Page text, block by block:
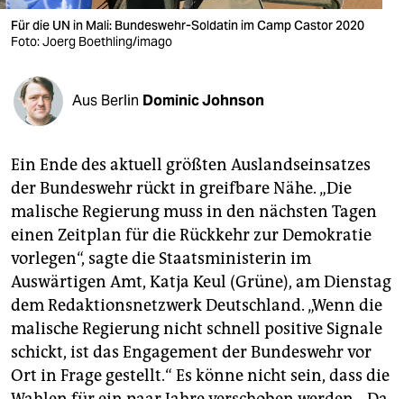
verlag
veranstaltungen
shop
fragen & hilfe
unterstützen
abo
genossenschaft
epaper login
Für die UN in Mali: Bundeswehr-Soldatin im Camp Castor 2020
Foto: Joerg Boethling/imago
Aus Berlin Dominic Johnson
Ein Ende des aktuell größten Aus­lands­einsatzes
der Bundeswehr rückt in greifbare Nähe. „Die
malische Regierung muss in den nächsten Tagen
einen Zeitplan für die Rückkehr zur Demokratie
vorlegen“, sagte die Staatsministerin im
Auswärtigen Amt, Katja Keul (Grüne), am Dienstag
dem Redaktionsnetzwerk Deutschland. „Wenn die
malische Regierung nicht schnell positive Signale
schickt, ist das Engagement der Bundeswehr vor
Ort in Frage gestellt.“ Es könne nicht sein, dass die